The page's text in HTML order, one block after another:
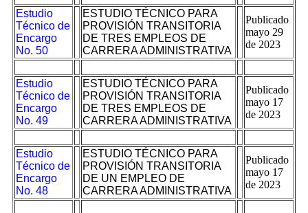
Estudio
Técnico de
Encargo
No. 50
ESTUDIO TÉCNICO PARA
PROVISIÓN TRANSITORIA
DE TRES EMPLEOS DE
CARRERA ADMINISTRATIVA
Publicado
mayo 29
de 2023
Estudio
Técnico de
Encargo
No. 49
ESTUDIO TÉCNICO PARA
PROVISIÓN TRANSITORIA
DE TRES EMPLEOS DE
CARRERA ADMINISTRATIVA
Publicado
mayo 17
de 2023
Estudio
Técnico de
Encargo
No. 48
ESTUDIO TÉCNICO PARA
PROVISIÓN TRANSITORIA
DE UN EMPLEO DE
CARRERA ADMINISTRATIVA
Publicado
mayo 17
de 2023